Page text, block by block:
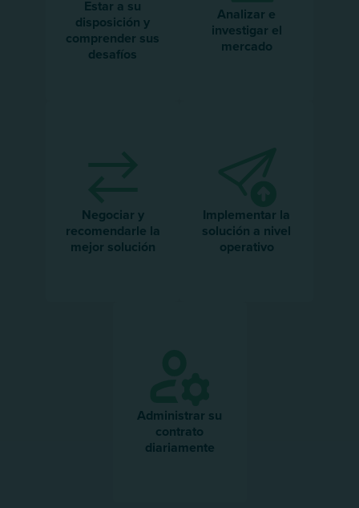
Estar a su
disposición y
comprender sus
desafíos
Analizar e
investigar el
mercado
Negociar y
recomendarle la
mejor solución
Implementar la
solución a nivel
operativo
Administrar su
contrato
diariamente